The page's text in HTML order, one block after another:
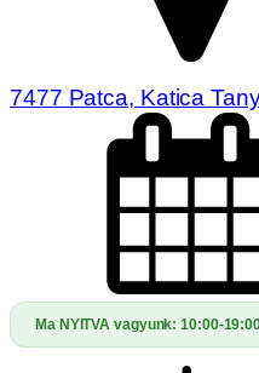
7477 Patca, Katica
Ma NYITVA vagyunk:10:00-